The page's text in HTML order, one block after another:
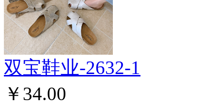
双宝鞋业-2632-1
￥34.00